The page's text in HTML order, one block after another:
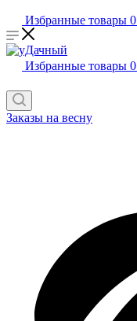
Избранные товары 0
Избранные товары 0
Заказы на весну